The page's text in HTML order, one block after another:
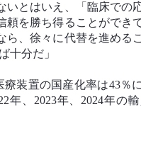
とはいえ、「臨床での
を勝ち得ることができ
ら、徐々に代替を進める
十分だ」
装置の国産化率は43％
、2023年、2024年の